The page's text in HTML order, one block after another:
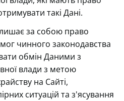
такі Дані.
за собою право
чинного законодавства
обмін Даними з
влади з метою
на Сайті,
ситуацій та з'ясування